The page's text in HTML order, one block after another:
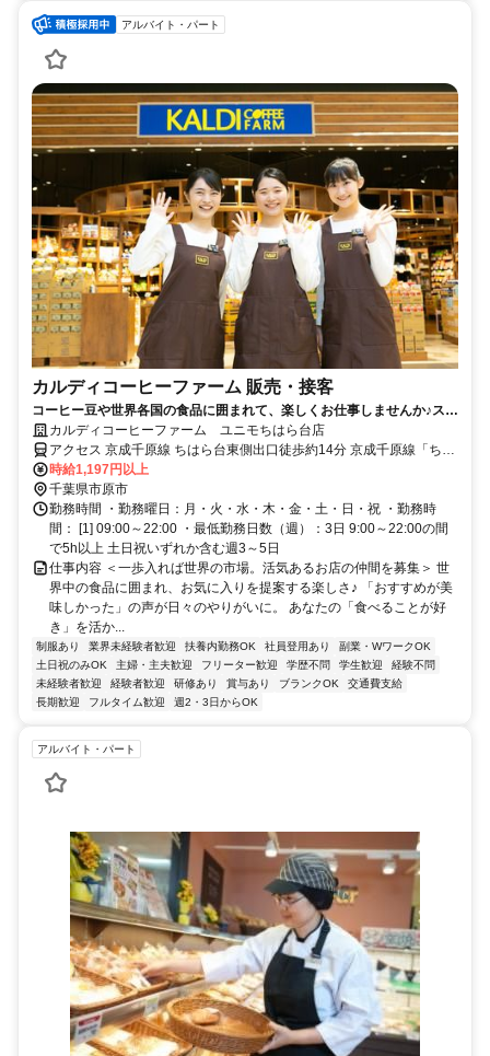
アルバイト・パート
カルディコーヒーファーム 販売・接客
コーヒー豆や世界各国の食品に囲まれて、楽しくお仕事しませんか♪スタ
ッフ割引あり！未経験OK
カルディコーヒーファーム ユニモちはら台店
アクセス 京成千原線 ちはら台東側出口徒歩約14分 京成千原線「ちは
ら台」駅 徒歩10分
時給1,197円以上
千葉県市原市
勤務時間 ・勤務曜日：月・火・水・木・金・土・日・祝 ・勤務時
間： [1] 09:00～22:00 ・最低勤務日数（週）：3日 9:00～22:00の間
で5h以上 土日祝いずれか含む週3～5日
仕事内容 ＜一歩入れば世界の市場。活気あるお店の仲間を募集＞ 世
界中の食品に囲まれ、お気に入りを提案する楽しさ♪ 「おすすめが美
味しかった」の声が日々のやりがいに。 あなたの「食べることが好
き」を活か...
制服あり 業界未経験者歓迎 扶養内勤務OK 社員登用あり
副業・WワークOK
土日祝のみOK
主婦・主夫歓迎 フリーター歓迎 学歴不問 学生歓迎
経験不問
未経験者歓迎
経験者歓迎 研修あり 賞与あり ブランクOK
交通費支給
長期歓迎
フルタイム歓迎 週2・3日からOK
アルバイト・パート